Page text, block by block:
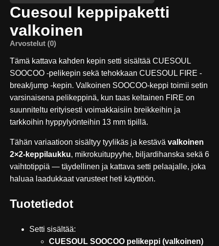
Cuesoul keppipaketti
valkoinen
Arvostelut (0)
Tämä kattava kahden kepin setti sisältää CUESOUL
SOOCOO -pelikepin sekä tehokkaan CUESOUL FIRE -
break/jump -kepin. Valkoinen SOOCOO-keppi toimii setin
varsinaisena pelikeppinä, kun taas keltainen FIRE on
suunniteltu erityisesti voimakkaisiin breikkeihin ja
tarkkoihin hyppylyönteihin 13 mm tipillä.
Tähän variaatioon sisältyy tyylikäs ja kestävä valkoinen
2×2-keppilaukku, mikrokuitupyyhe, biljardihanska sekä 6
vaihtotippiä — täydellinen ja kattava setti pelaajalle, joka
haluaa laadukkaat varusteet heti käyttöön.
Tuotetiedot
Setti sisältää:
CUESOUL SOOCOO pelikeppi (valkoinen)